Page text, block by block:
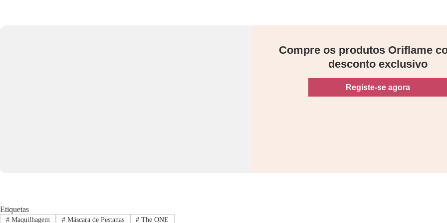
Compre os produtos Oriflame
desconto exclusivo
Registe-se agora
Etiquetas
#Maquilhagem #Máscara de Pestanas # The ONE